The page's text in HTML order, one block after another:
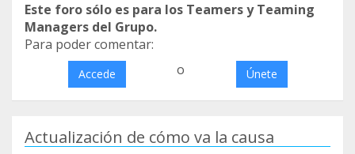
Este foro sólo es para los Teamers y Teaming
Managers del Grupo.
Para poder comentar:
Accede o Únete
Actualización de cómo va la causa